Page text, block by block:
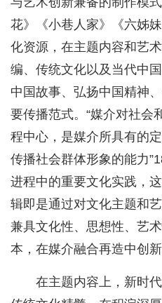
花》《小巷人家》《六姊
化资源，在主题内容和艺
编、传统文化以及当代中
中国故事、弘扬中国精神
要传播范式。“媒介对社会
程中心，是媒介所具有的
传播社会群体形象的能力
进程中的重要文化实践，
辑即是通过对文化主题和
兼具文化性、思想性、艺
本，在媒介融合再造中创
在主题内容上，新时